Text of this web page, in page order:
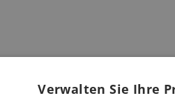
Verwalten Sie Ihre